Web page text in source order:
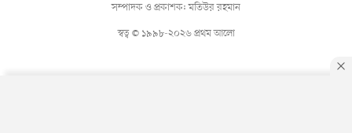
স্বত্ব © ১৯৯৮-২০২৬ প্রথম আলো
সম্পাদক ও প্রকাশক: মতিউর রহমান